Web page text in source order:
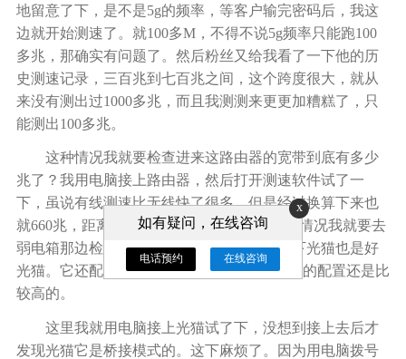
地留意了下，是不是5g的频率，等客户输完密码后，我这
边就开始测速了。 就100多M，不得不说5g频率只能跑100
多兆，那确实有问题了。然后粉丝又给我看了一下他的历
史测速记录，三百兆到七百兆之间，这个跨度很大，就从
来没有测出过1000多兆，而且我测测来更更加糟糕了，只
能测出100多兆。
这种情况我就要检查进来这路由器的宽带到底有多少
兆了？我用电脑接上路由器，然后打开测速软件试了一
下，虽说有线测速比无线快了很多，但是经过换算下来也
就660兆，距离千兆还是差了那么一截，这种情况我就要去
弱电箱那边检查那是什么情况了，我看了一下光猫也是好
光猫。它还配了一个2.5g的网口，看来这光猫的配置还是比
较高的。
这里我就用电脑接上光猫试了下，没想到接上去后才
发现光猫它是桥接模式的。这下麻烦了。因为用电脑拨号
x
如有疑问，在线咨询
电话预约 在线咨询